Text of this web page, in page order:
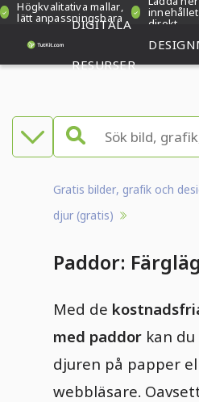
Högkvalitativa mallar,
lätt anpassningsbara innehållet
direkt
DIGITALA
RESURSER
Gratis bilder, grafik och
djur (gratis)
Paddor:
Med de
med paddor kan
djuren på papper
webbläsare.